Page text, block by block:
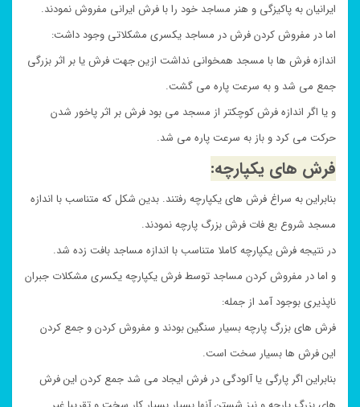
ایرانیان به پاکیزگی و هنر مساجد خود را با فرش ایرانی مفروش نمودند.
اما در مفروش کردن فرش در مساجد یکسری مشکلاتی وجود داشت:
اندازه فرش ها با مسجد همخوانی نداشت ازین جهت فرش یا بر اثر بزرگی
جمع می شد و به سرعت پاره می گشت.
و یا اگر اندازه فرش کوچکتر از مسجد می بود فرش بر اثر پاخور شدن
حرکت می کرد و باز به سرعت پاره می شد.
فرش های یکپارچه:
بنابراین به سراغ فرش های یکپارچه رفتند. بدین شکل که متناسب با اندازه
مسجد شروع بع فات فرش بزرگ پارچه نمودند.
در نتیجه فرش یکپارچه کاملا متناسب با اندازه مساجد بافت زده شد.
و اما در مفروش کردن مساجد توسط فرش یکپارچه یکسری مشکلات جبران
ناپذیری بوجود آمد از جمله:
فرش های بزرگ پارچه بسیار سنگین بودند و مفروش کردن و جمع کردن
این فرش ها بسیار سخت است.
بنابراین اگر پارگی یا آلودگی در فرش ایجاد می شد جمع کردن این فرش